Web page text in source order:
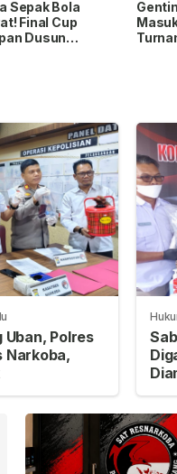
Sepak Bola
Final Cup
Dusun
Uban, Polres
Narkoba,